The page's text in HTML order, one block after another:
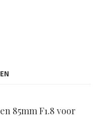
85mm F1.8 voor